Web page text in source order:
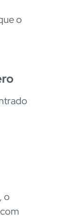
o
o